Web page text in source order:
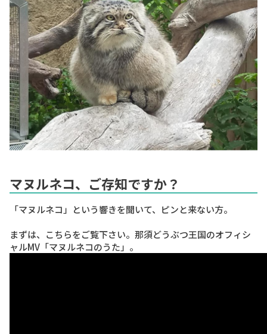
マヌルネコ、ご存知ですか？
「マヌルネコ」という響きを聞いて、ピンと来ない方。
まずは、こちらをご覧下さい。那須どうぶつ王国のオフィシ
ャルMV「マヌルネコのうた」。